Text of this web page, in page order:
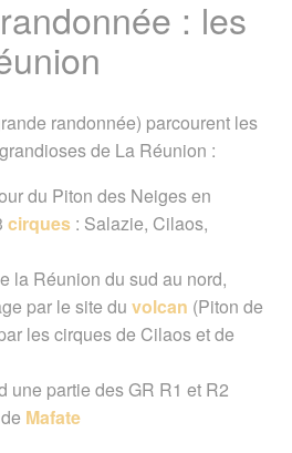
: les
randonnée) parcourent les
de La Réunion :
du Piton des Neiges en
cirques: Salazie, Cilaos,
la Réunion du sud au nord,
par le site du volcan (Piton de
les cirques de Cilaos et de
une partie des GR R1 et R2
Mafate